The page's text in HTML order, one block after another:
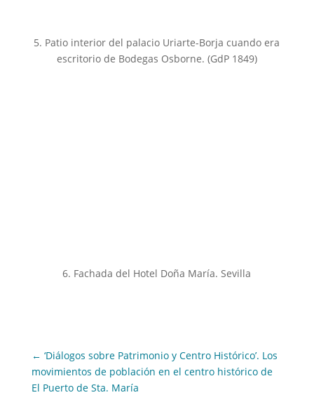
5. Patio interior del palacio Uriarte-Borja cuando era
escritorio de Bodegas Osborne. (GdP 1849)
6. Fachada del Hotel Doña María. Sevilla
← ‘Diálogos sobre Patrimonio y Centro Histórico’. Los
movimientos de población en el centro histórico de
El Puerto de Sta. María